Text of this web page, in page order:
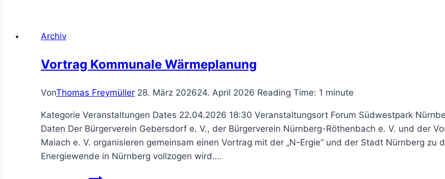
Archiv
Vortrag Kommunale Wärmeplanung
VonThomas Freymüller 28. März 202624. April 2026 Reading Time: 1 minute
Kategorie Veranstaltungen Dates 22.04.2026 18:30 Veranstaltungsort Forum Südwestpark
Daten Der Bürgerverein Gebersdorf e. V., der Bürgerverein Nürnberg-Röthenbach e. V. und der
Maiach e. V. organisieren gemeinsam einen Vortrag mit der „N-Ergie“ und der Stadt Nürnberg zu
Energiewende in Nürnberg vollzogen wird….